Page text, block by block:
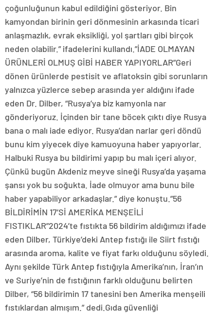
çoğunluğunun kabul edildiğini gösteriyor. Bin
kamyondan birinin geri dönmesinin arkasında ticari
anlaşmazlık, evrak eksikliği, yol şartları gibi birçok
neden olabilir.” ifadelerini kullandı.”İADE OLMAYAN
ÜRÜNLERİ OLMUŞ GİBİ HABER YAPIYORLAR”Geri
dönen ürünlerde pestisit ve aflatoksin gibi sorunların
yalnızca yüzlerce sebep arasında yer aldığını ifade
eden Dr. Dilber, “Rusya’ya biz kamyonla nar
gönderiyoruz. İçinden bir tane böcek çıktı diye Rusya
bana o malı iade ediyor. Rusya’dan narlar geri döndü
bunu kim yiyecek diye kamuoyuna haber yapıyorlar.
Halbuki Rusya bu bildirimi yapıp bu malı içeri alıyor.
Çünkü bugün Akdeniz meyve sineği Rusya’da yaşama
şansı yok bu soğukta. İade olmuyor ama bunu bile
haber yapabiliyor arkadaşlar.” diye konuştu.”56
BİLDİRİMİN 17’Sİ AMERİKA MENŞEİLİ
FISTIKLAR”2024’te fıstıkta 56 bildirim aldığımızı ifade
eden Dilber, Türkiye’deki Antep fıstığı ile Siirt fıstığı
arasında aroma, kalite ve fiyat farkı olduğunu söyledi.
Aynı şekilde Türk Antep fıstığıyla Amerika’nın, İran’ın
ve Suriye’nin de fıstığının farklı olduğunu belirten
Dilber, “56 bildirimin 17 tanesini ben Amerika menşeili
fıstıklardan almışım.” dedi.Gıda güvenliği